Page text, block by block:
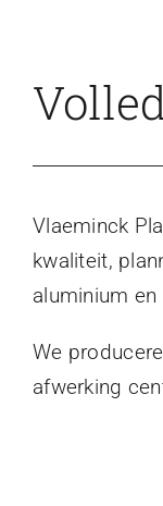
Vlaeminck
kwaliteit,
aluminium
We
afwerking